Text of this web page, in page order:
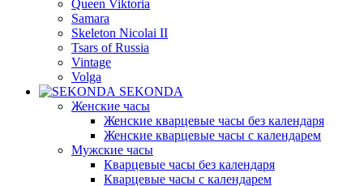
Queen Viktoria
Samara
Skeleton Nicolai II
Tsars of Russia
Vintage
Volga
SEKONDA
Женские часы
Женские кварцевые часы без календаря
Женские кварцевые часы с календарем
Мужские часы
Кварцевые часы без календаря
Кварцевые часы с календарем